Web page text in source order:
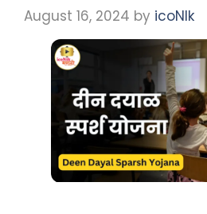
August 16, 2024 by icoNIk